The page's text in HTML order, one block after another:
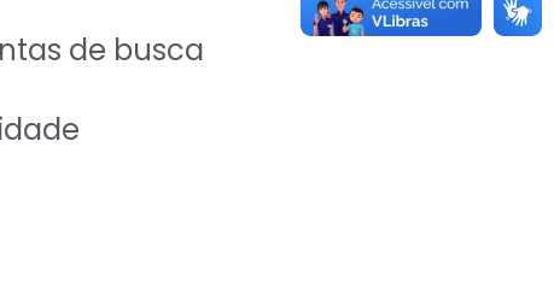
de busca